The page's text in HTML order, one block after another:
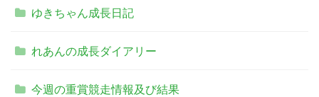
ゆきちゃん成長日記
れあんの成長ダイアリー
今週の重賞競走情報及び結果